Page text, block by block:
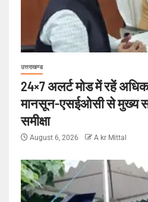
उत्तराखण्ड
24×7 अलर्ट मोड में रहें
मानसून-एसईओसी से मुख्य
समीक्षा
August 6, 2026 A kr Mittal